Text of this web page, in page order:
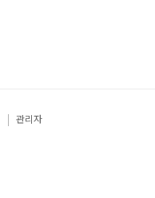
관리자